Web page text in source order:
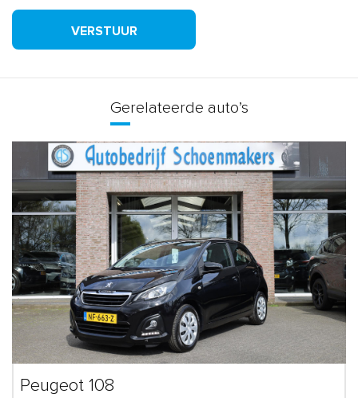
VERSTUUR
Gerelateerde auto’s
Peugeot 108